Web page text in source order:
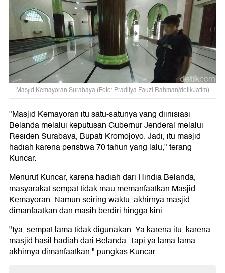
Masjid Kemayoran Surabaya (Foto: Praditya Fauzi Rahman/detikJatim)
"Masjid Kemayoran itu satu-satunya yang diinisiasi
Belanda melalui keputusan Gubernur Jenderal melalui
Residen Surabaya, Bupati Kromojoyo. Jadi, itu masjid
hadiah karena peristiwa 70 tahun yang lalu," terang
Kuncar.
Menurut Kuncar, karena hadiah dari Hindia Belanda,
masyarakat sempat tidak mau memanfaatkan Masjid
Kemayoran. Namun seiring waktu, akhirnya masjid
dimanfaatkan dan masih berdiri hingga kini.
"Iya, sempat lama tidak digunakan. Ya karena itu, karena
masjid hasil hadiah dari Belanda. Tapi ya lama-lama
akhirnya dimanfaatkan," pungkas Kuncar.